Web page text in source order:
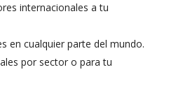
internacionales a tu
en cualquier parte del mundo.
por sector o para tu